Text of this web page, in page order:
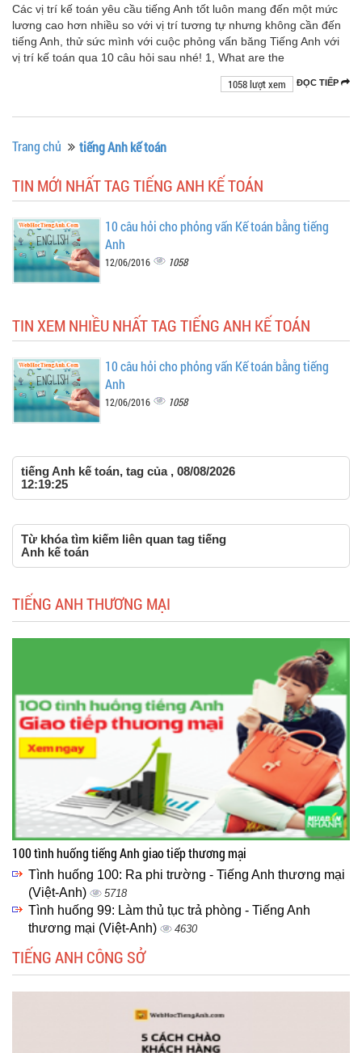
Các vị trí kế toán yêu cầu tiếng Anh tốt luôn mang đến một mức
lương cao hơn nhiều so với vị trí tương tự nhưng không cần đến
tiếng Anh, thử sức mình với cuộc phỏng vấn băng Tiếng Anh với
vị trí kế toán qua 10 câu hỏi sau nhé! 1, What are the
ĐỌC TIẾP
1058 lượt xem
Trang chủ tiếng Anh kế toán
TIN MỚI NHẤT TAG TIẾNG ANH KẾ TOÁN
10 câu hỏi cho phỏng vấn Kế toán bằng tiếng
Anh
12/06/2016 1058
TIN XEM NHIỀU NHẤT TAG TIẾNG ANH KẾ TOÁN
10 câu hỏi cho phỏng vấn Kế toán bằng tiếng
Anh
12/06/2016 1058
tiếng Anh kế toán, tag của , 08/08/2026
12:19:25
Từ khóa tìm kiếm liên quan tag tiếng
Anh kế toán
TIẾNG ANH THƯƠNG MẠI
100 tình huống tiếng Anh giao tiếp thương mại
Tình huống 100: Ra phi trường - Tiếng Anh thương mại
(Việt-Anh)
5718
Tình huống 99: Làm thủ tục trả phòng - Tiếng Anh
thương mại (Việt-Anh)
4630
TIẾNG ANH CÔNG SỞ